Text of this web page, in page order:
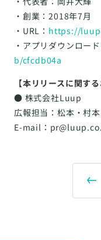
・創業：2018年7月
・URL： https://
・アプリダウンロード
b/cfcdb04a
【本リリースに関す
● 株式会社Luup
広報担当：松本・村本
E-mail：